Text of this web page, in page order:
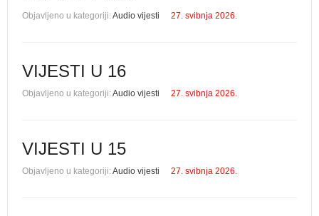
Objavljeno u kategoriji:Audio vijesti 27. svibnja 2026.
VIJESTI U 16
Objavljeno u kategoriji:Audio vijesti 27. svibnja 2026.
VIJESTI U 15
Objavljeno u kategoriji:Audio vijesti 27. svibnja 2026.